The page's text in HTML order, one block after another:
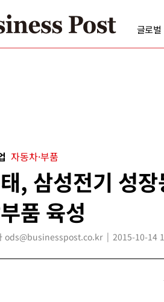
글로벌
자동차·부품
, 삼성전기 성
품 육성
ods@businesspost.co.kr 2015-10-14